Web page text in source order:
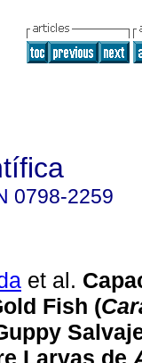
0798-2259
et al.
Fish (
Larvas de